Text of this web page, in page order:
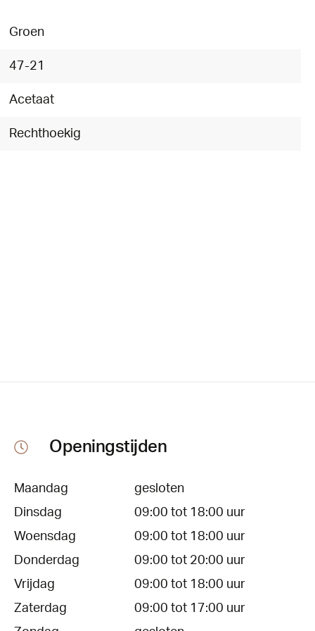
Groen
47-21
Acetaat
Rechthoekig
Openingstijden
Maandag
gesloten
Dinsdag
09:00 tot 18:00 uur
Woensdag
09:00 tot 18:00 uur
Donderdag
09:00 tot 20:00 uur
Vrijdag
09:00 tot 18:00 uur
Zaterdag
09:00 tot 17:00 uur